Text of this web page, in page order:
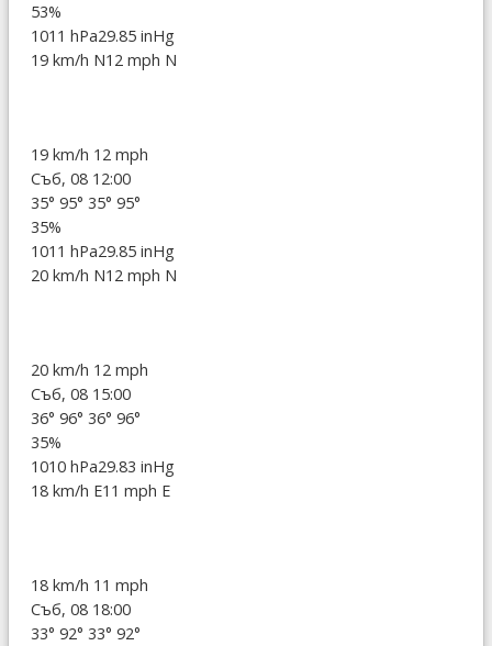
53%
1011 hPa29.85 inHg
19 km/h N12 mph N
19 km/h 12 mph
Съб, 08 12:00
35° 95° 35° 95°
35%
1011 hPa29.85 inHg
20 km/h N12 mph N
20 km/h 12 mph
Съб, 08 15:00
36° 96° 36° 96°
35%
1010 hPa29.83 inHg
18 km/h E11 mph E
18 km/h 11 mph
Съб, 08 18:00
33° 92° 33° 92°